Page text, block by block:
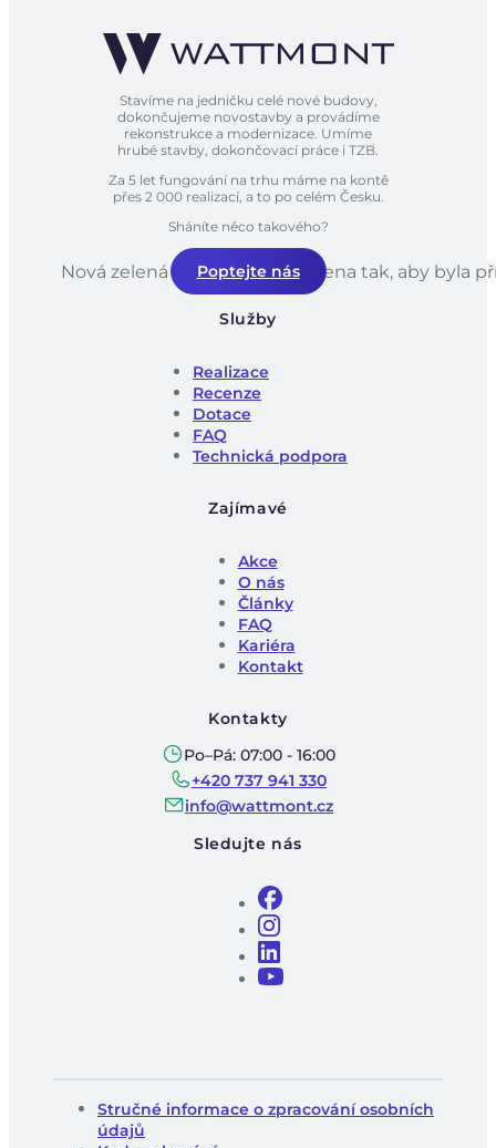
Nová zelená úsporám je navržena tak, aby byla
Stavíme na jedničku celé nové budovy,
dokončujeme novostavby a provádíme
rekonstrukce a modernizace. Umíme
hrubé stavby, dokončovací práce i TZB.
Za 5 let fungování na trhu máme na kontě
přes 2 000 realizací, a to po celém Česku.
Sháníte něco takového?
Poptejte nás
Služby
Realizace
Recenze
Dotace
FAQ
Technická podpora
Zajímavé
Akce
O nás
Články
FAQ
Kariéra
Kontakt
Kontakty
Po–Pá: 07:00 - 16:00
+420 737 941 330
info@wattmont.cz
Sledujte nás
Stručné informace o zpracování osobních
údajů